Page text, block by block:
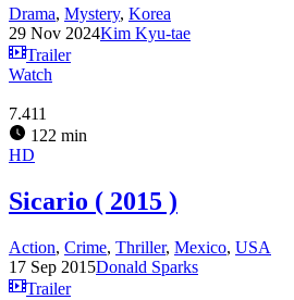
Drama, Mystery, Korea
29 Nov 2024Kim Kyu-tae
Trailer
Watch
7.411
122 min
HD
Sicario ( 2015 )
Action, Crime, Thriller, Mexico, USA
17 Sep 2015Donald Sparks
Trailer